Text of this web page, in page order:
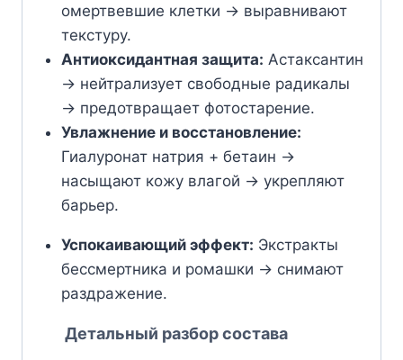
омертвевшие клетки → выравнивают
текстуру.
Антиоксидантная защита: Астаксантин
→ нейтрализует свободные радикалы
→ предотвращает фотостарение.
Увлажнение и восстановление:
Гиалуронат натрия + бетаин →
насыщают кожу влагой → укрепляют
барьер.
Успокаивающий эффект: Экстракты
бессмертника и ромашки → снимают
раздражение.
Детальный разбор состава